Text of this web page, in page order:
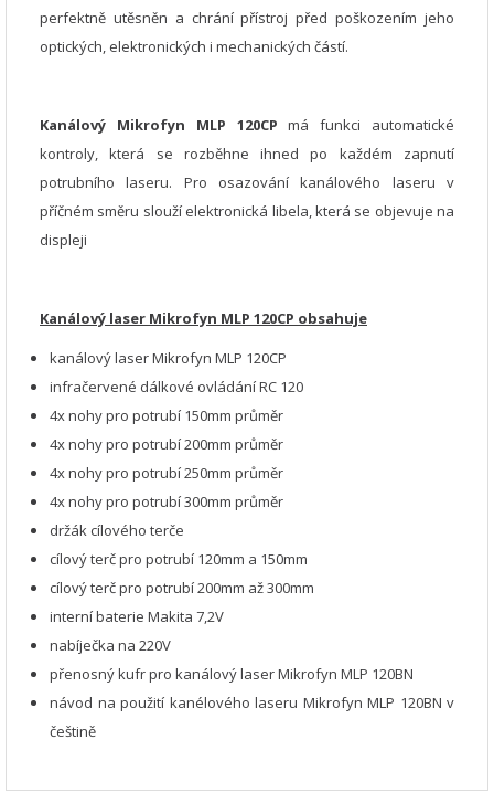
perfektně utěsněn a chrání přístroj před poškozením jeho
optických, elektronických i mechanických částí.
Kanálový Mikrofyn MLP 120CP má funkci automatické
kontroly, která se rozběhne ihned po každém zapnutí
potrubního laseru. Pro osazování kanálového laseru v
příčném směru slouží elektronická libela, která se objevuje na
displeji
Kanálový laser Mikrofyn MLP 120CP obsahuje
kanálový laser Mikrofyn MLP 120CP
infračervené dálkové ovládání RC 120
4x nohy pro potrubí 150mm průměr
4x nohy pro potrubí 200mm průměr
4x nohy pro potrubí 250mm průměr
4x nohy pro potrubí 300mm průměr
držák cílového terče
cílový terč pro potrubí 120mm a 150mm
cílový terč pro potrubí 200mm až 300mm
interní baterie Makita 7,2V
nabíječka na 220V
přenosný kufr pro kanálový laser Mikrofyn MLP 120BN
návod na použití kanélového laseru Mikrofyn MLP 120BN v
češtině